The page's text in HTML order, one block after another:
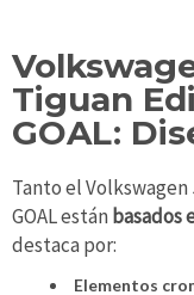
Tiguan
GOAL:
Tanto el
GOAL están basados
destaca por:
Elementos